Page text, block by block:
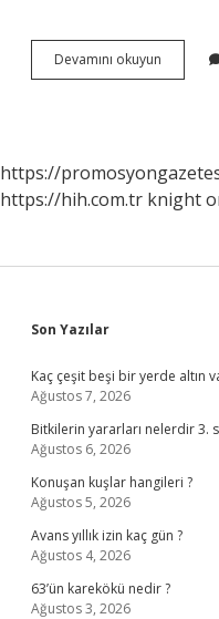
Devamını okuyun
Insan
Almalı
https://
https://hih.com.tr knight
Sidebar
Son Yazılar
Kaç çeşit beşi bir yerde altın
Ağustos 7, 2026
Bitkilerin yararları nelerdir 3.
Ağustos 6, 2026
Konuşan kuşlar hangileri ?
Ağustos 5, 2026
Avans yıllık izin kaç gün ?
Ağustos 4, 2026
63’ün karekökü nedir ?
Ağustos 3, 2026